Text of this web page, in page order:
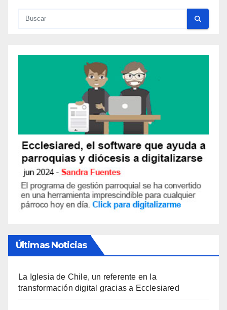
Últimas Noticias
La Iglesia de Chile, un referente en la
transformación digital gracias a Ecclesiared